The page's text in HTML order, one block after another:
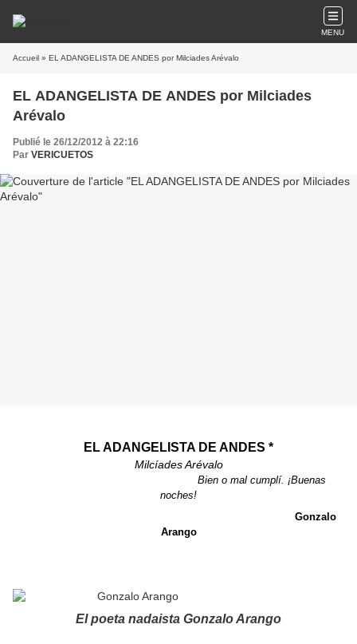
MENU
Accueil » EL ADANGELISTA DE ANDES por Milciades Arévalo
EL ADANGELISTA DE ANDES por Milciades
Arévalo
Publié le 26/12/2012 à 22:16
Par VERICUETOS
EL ADANGELISTA DE ANDES *
Milcíades Arévalo
Bien o mal cumplí. ¡Buenas
noches!
Gonzalo
Arango
El poeta nadaista Gonzalo Arango